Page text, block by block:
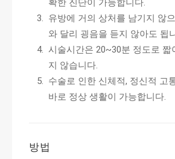
확한 진단이 가능합니다.
유방에 거의 상처를 남기지 않
와 달리 굉음을 듣지 않아도 됩
시술시간은 20~30분 정도로 짧
지 않습니다.
수술로 인한 신체적, 정신적 고
바로 정상 생활이 가능합니다.
방법